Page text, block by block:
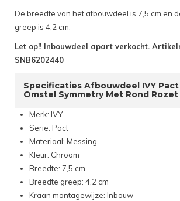
De breedte van het afbouwdeel is 7,5 cm en
greep is 4,2 cm.
Let op!! Inbouwdeel apart verkocht.
SNB6202440
Specificaties Afbouwdeel IVY
Omstel Symmetry Met Rond
Merk: IVY
Serie: Pact
Materiaal: Messing
Kleur: Chroom
Breedte: 7,5 cm
Breedte greep: 4,2 cm
Kraan montagewijze: Inbouw